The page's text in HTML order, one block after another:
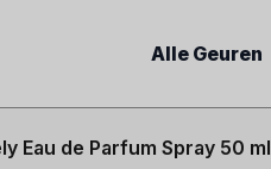
Alle Geuren
Eau de Parfum Spray 50 ml